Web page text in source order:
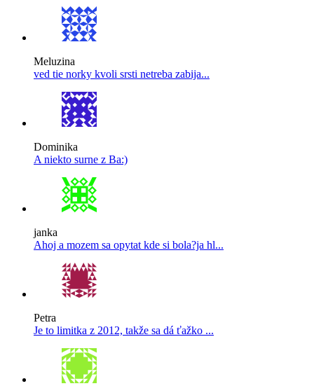
Meluzina
ved tie norky kvoli srsti netreba zabija...
Dominika
A niekto surne z Ba:)
janka
Ahoj a mozem sa opytat kde si bola?ja hl...
Petra
Je to limitka z 2012, takže sa dá ťažko ...